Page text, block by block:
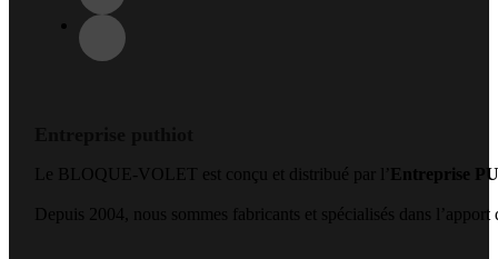
Le BLOQUE-VOLET est conçu et distribué par l’ Entreprise
Depuis 2004, nous sommes fabricants et spécialisés dans